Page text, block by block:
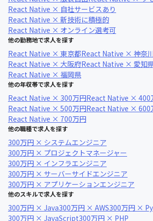
React Native × 自社サービスあり
React Native × 新技術に積極的
React Native × オンライン選考可
他の勤務地で求人を探す
React Native × 東京都React Native × 神奈
React Native × 大阪府React Native × 愛知
React Native × 福岡県
他の年収帯で求人を探す
React Native × 300万円React Native × 400
React Native × 500万円React Native × 600
React Native × 700万円
他の職種で求人を探す
300万円 × システムエンジニア
300万円 × プロジェクトマネージャー
300万円 × インフラエンジニア
300万円 × サーバーサイドエンジニア
300万円 × アプリケーションエンジニア
他のスキルで求人を探す
300万円 × Java300万円 × AWS300万円 ×
300万円 × JavaScript300万円 × PHP